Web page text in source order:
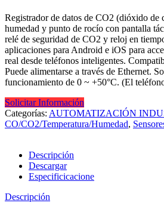
Registrador de datos de CO2 (dióxido de
humedad y punto de rocío con pantalla
relé de seguridad de CO2 y reloj en
aplicaciones para Android e iOS para
real desde teléfonos inteligentes.
Puede alimentarse a través de Ethernet.
funcionamiento de 0 ~ +50°C. (El
Solicitar Información
Categorías: AUTOMATIZACIÓN
CO/CO2/Temperatura/Humedad,
Descripción
Descargar
Especificicacione
Descripción